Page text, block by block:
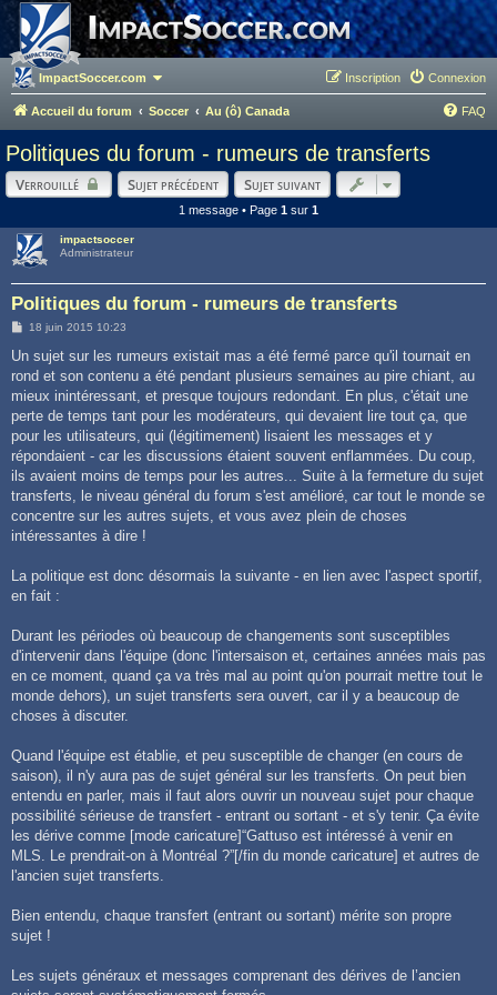
ImpactSoccer.com Connexion
Inscription
Accueil du forum Soccer Au (ô) Canada FAQ
Politiques du forum - rumeurs de transferts
Verrouillé Sujet précédent Sujet suivant
1 message • Page 1 sur 1
impactsoccer
Administrateur
Politiques du forum - rumeurs de transferts
M
s
a
g
18 juin 2015 10:23
Un sujet sur les rumeurs existait mas a été fermé parce qu'il tournait en
rond et son contenu a été pendant plusieurs semaines au pire chiant, au
mieux inintéressant, et presque toujours redondant. En plus, c'était une
perte de temps tant pour les modérateurs, qui devaient lire tout ça, que
pour les utilisateurs, qui (légitimement) lisaient les messages et y
répondaient - car les discussions étaient souvent enflammées. Du coup,
ils avaient moins de temps pour les autres... Suite à la fermeture du sujet
transferts, le niveau général du forum s'est amélioré, car tout le monde se
concentre sur les autres sujets, et vous avez plein de choses
intéressantes à dire !
La politique est donc désormais la suivante - en lien avec l'aspect sportif,
en fait :
Durant les périodes où beaucoup de changements sont susceptibles
d'intervenir dans l'équipe (donc l'intersaison et, certaines années mais pas
en ce moment, quand ça va très mal au point qu'on pourrait mettre tout le
monde dehors), un sujet transferts sera ouvert, car il y a beaucoup de
choses à discuter.
Quand l'équipe est établie, et peu susceptible de changer (en cours de
saison), il n'y aura pas de sujet général sur les transferts. On peut bien
entendu en parler, mais il faut alors ouvrir un nouveau sujet pour chaque
possibilité sérieuse de transfert - entrant ou sortant - et s'y tenir. Ça évite
les dérive comme [mode caricature]“Gattuso est intéressé à venir en
MLS. Le prendrait-on à Montréal ?”[/fin du monde caricature] et autres de
l'ancien sujet transferts.
Bien entendu, chaque transfert (entrant ou sortant) mérite son propre
sujet !
Les sujets généraux et messages comprenant des dérives de l’ancien